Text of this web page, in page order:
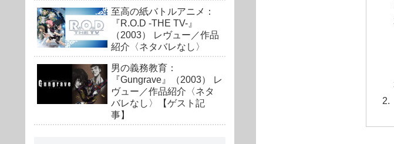
至高の紙バトルアニメ：
『R.O.D -THE TV-』
（2003） レヴュー／作品
紹介〈ネタバレなし〉
男の義務教育：
『Gungrave』（2003） レ
ヴュー／作品紹介〈ネタ
バレなし〉【ゲスト記
事】